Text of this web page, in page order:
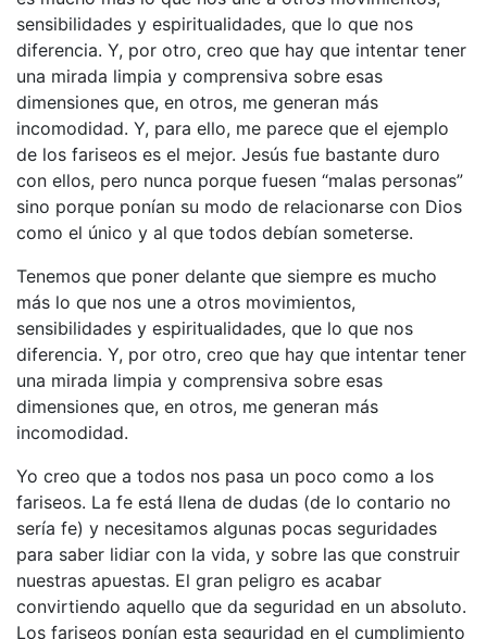
sensibilidades y espiritualidades, que lo que nos
diferencia. Y, por otro, creo que hay que intentar tener
una mirada limpia y comprensiva sobre esas
dimensiones que, en otros, me generan más
incomodidad. Y, para ello, me parece que el ejemplo
de los fariseos es el mejor. Jesús fue bastante duro
con ellos, pero nunca porque fuesen “malas personas”
sino porque ponían su modo de relacionarse con Dios
como el único y al que todos debían someterse.
Tenemos que poner delante que siempre es mucho
más lo que nos une a otros movimientos,
sensibilidades y espiritualidades, que lo que nos
diferencia. Y, por otro, creo que hay que intentar tener
una mirada limpia y comprensiva sobre esas
dimensiones que, en otros, me generan más
incomodidad.
Yo creo que a todos nos pasa un poco como a los
fariseos. La fe está llena de dudas (de lo contario no
sería fe) y necesitamos algunas pocas seguridades
para saber lidiar con la vida, y sobre las que construir
nuestras apuestas. El gran peligro es acabar
convirtiendo aquello que da seguridad en un absoluto.
Los fariseos ponían esta seguridad en el cumplimiento